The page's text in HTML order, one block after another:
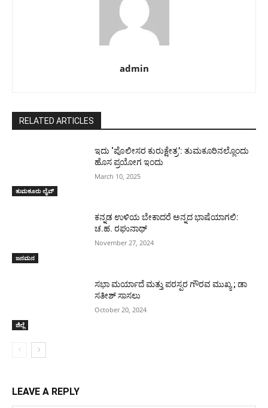
admin
RELATED ARTICLES
ತುಮಕೂರು ಲೈವ್
ಇದು ‘ಪೊಲೀಸರ ಕುರುಕ್ಷೇತ್ರ’: ತುಮಕೂರಿನಲ್ಲೊಂದು
ಹೊಸ ಪ್ರಯೋಗ ಇಂದು
March 10, 2025
ಜನಮನ
ಕನ್ನಡ ಉಳಿಯ ಬೇಕಾದರೆ ಅನ್ನದ ಭಾಷೆಯಾಗಲಿ:
ಚ.ಹ. ರಘುನಾಥ್
November 27, 2024
ಜಿಲ್ಲೆ
ಸಭಾ ಮರ್ಯಾದೆ ಮತ್ತು ಪರಸ್ಪರ ಗೌರವ ಮುಖ್ಯ ; ಡಾ
ಸತೀಶ್ ಸಾಸಲು
October 20, 2024
LEAVE A REPLY